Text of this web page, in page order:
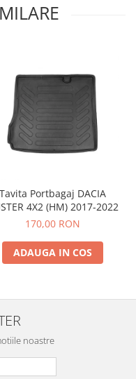
Tavita Portbagaj DACIA
4X2 (HM) 2017-2022
170,00 RON
ADAUGA IN COS
noastre